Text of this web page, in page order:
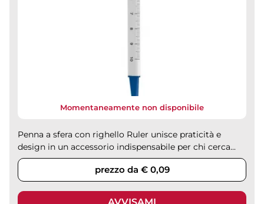
Momentaneamente non disponibile
Penna a sfera con righello Ruler unisce praticità e
design in un accessorio indispensabile per chi cerca...
prezzo da € 0,09